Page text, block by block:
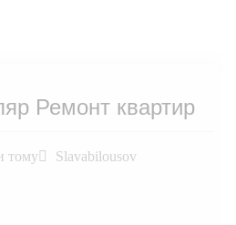
Ремонт квартир
тому
Slavabilousov